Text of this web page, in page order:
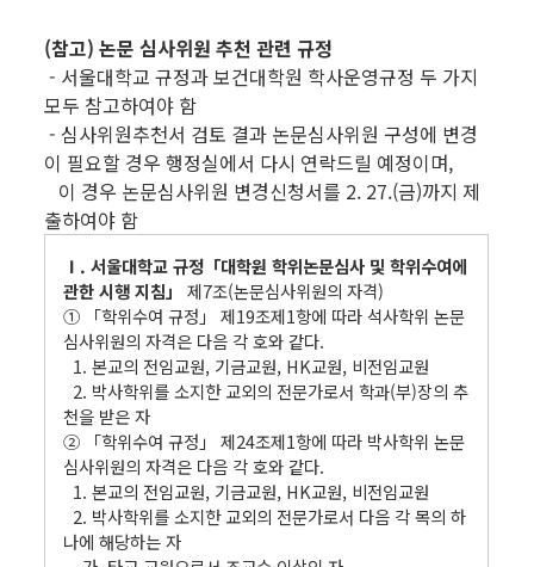
(참고) 논문 심사위원 추천 관련 규정
- 서울대학교 규정과 보건대학원 학사운영규정 두 가지
모두 참고하여야 함
- 심사위원추천서 검토 결과 논문심사위원 구성에 변경
이 필요할 경우 행정실에서 다시 연락드릴 예정이며,
이 경우 논문심사위원 변경신청서를 2. 27.(금)까지 제
출하여야 함
Ⅰ. 서울대학교 규정「대학원 학위논문심사 및 학위수여에
관한 시행 지침」
제7조(논문심사위원의 자격)
① 「학위수여 규정」 제19조제1항에 따라 석사학위 논문
심사위원의 자격은 다음 각 호와 같다.
1. 본교의 전임교원, 기금교원, HK교원, 비전임교원
2. 박사학위를 소지한 교외의 전문가로서 학과(부)장의 추
천을 받은 자
② 「학위수여 규정」 제24조제1항에 따라 박사학위 논문
심사위원의 자격은 다음 각 호와 같다.
1. 본교의 전임교원, 기금교원, HK교원, 비전임교원
2. 박사학위를 소지한 교외의 전문가로서 다음 각 목의 하
나에 해당하는 자